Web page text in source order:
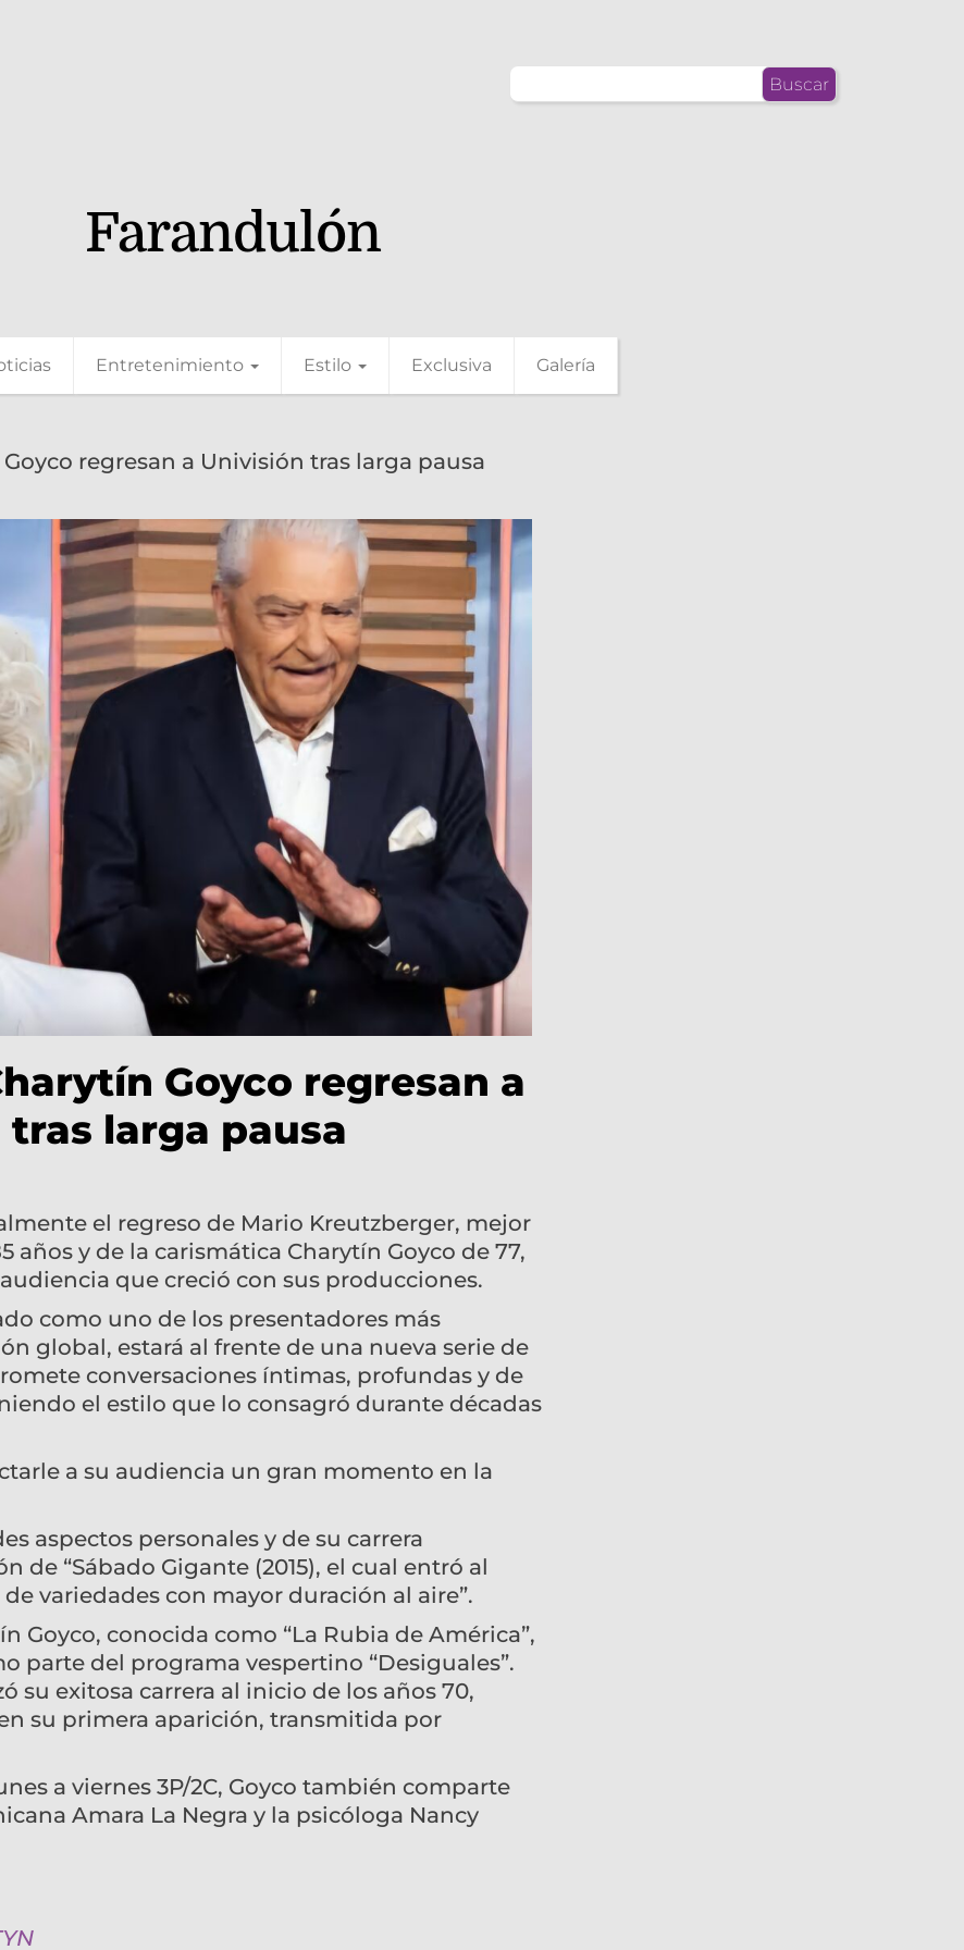
Farandulón
Entretenimiento Estilo Exclusiva Galería
regresan a Univisión tras larga pausa
Goyco regresan a
larga pausa
el regreso de Mario Kreutzberger, mejor
años y de la carismática Charytín Goyco de 77,
que creció con sus producciones.
como uno de los presentadores más
global, estará al frente de una nueva serie de
conversaciones íntimas, profundas y de
el estilo que lo consagró durante décadas
a su audiencia un gran momento en la
aspectos personales y de su carrera
de “Sábado Gigante (2015), el cual entró al
variedades con mayor duración al aire”.
Goyco, conocida como “La Rubia de América”,
parte del programa vespertino “Desiguales”.
su exitosa carrera al inicio de los años 70,
su primera aparición, transmitida por
a viernes 3P/2C, Goyco también comparte
Amara La Negra y la psicóloga Nancy